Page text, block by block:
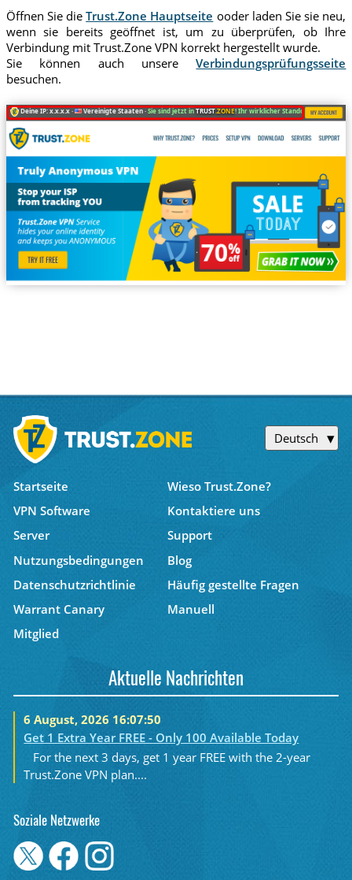
Öffnen Sie dieTrust.Zone Hauptseite ooder laden Sie sie neu,
wenn sie bereits geöffnet ist, um zu überprüfen, ob Ihre
Verbindung mit Trust.Zone VPN korrekt hergestellt wurde.
Sie können auch unsereVerbindungsprüfungsseite
besuchen.
Deine IP: x.x.x.x · Vereinigte Staaten ·Sie sind jetzt inTRUST.ZONE! Ihr wirklicher Standort ist
Deutsch
Startseite
Wieso Trust.Zone?
VPN Software
Kontaktiere uns
Server
Support
Nutzungsbedingungen
Blog
Datenschutzrichtlinie
Häufig gestellte Fragen
Warrant Canary
Manuell
Mitglied
Aktuelle Nachrichten
6 August, 2026 16:07:50
Get 1 Extra Year FREE - Only 100 Available Today
For the next 3 days, get 1 year FREE with the 2-year
Trust.Zone VPN plan....
Soziale Netzwerke